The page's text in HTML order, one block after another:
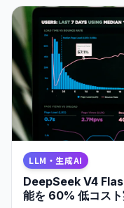
LLM・生成AI
DeepSeek V4
能を 60% 低コス